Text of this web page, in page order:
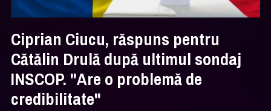
Ciprian Ciucu, răspuns pentru
Cătălin Drulă după ultimul sondaj
INSCOP. "Are o problemă de
credibilitate"